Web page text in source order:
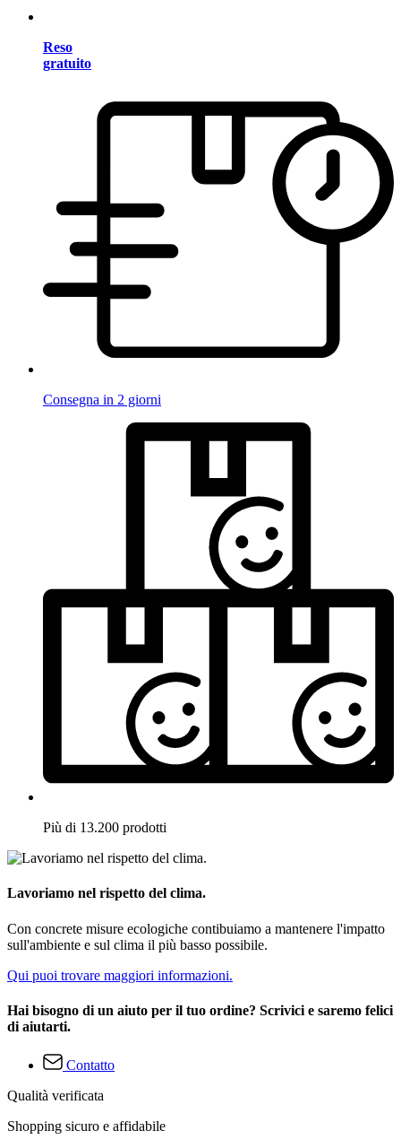
Reso
gratuito
Consegna in 2 giorni
Più di 13.200 prodotti
Lavoriamo nel rispetto del clima.
Con concrete misure ecologiche contibuiamo a mantenere l'impatto
sull'ambiente e sul clima il più basso possibile.
Qui puoi trovare maggiori informazioni.
Hai bisogno di un aiuto per il tuo ordine? Scrivici e saremo felici
di aiutarti.
Contatto
Qualità verificata
Shopping sicuro e affidabile